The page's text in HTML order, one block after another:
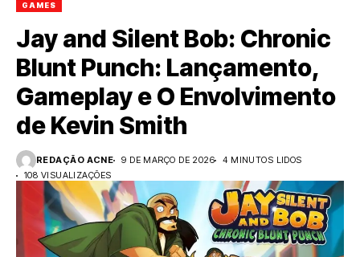
GAMES
Jay and Silent Bob: Chronic
Blunt Punch: Lançamento,
Gameplay e O Envolvimento
de Kevin Smith
REDAÇÃO ACNE 9 DE MARÇO DE 2026
4 MINUTOS LIDOS
108 VISUALIZAÇÕES